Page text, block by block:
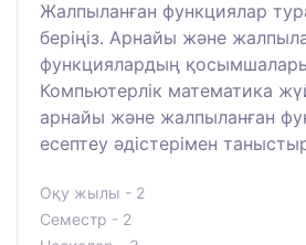
Жалпыланған функциялар
беріңіз. Арнайы және
функциялардың
Компьютерлік математика
арнайы және жалпыланған
есептеу әдістерімен
Оқу жылы - 2
Семестр - 2